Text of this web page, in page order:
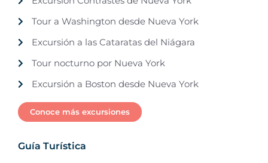
Tour a Washington desde Nueva York
Excursión a las Cataratas del Niágara
Tour nocturno por Nueva York
Excursión a Boston desde Nueva York
Conoce más excursiones
Guía Turística